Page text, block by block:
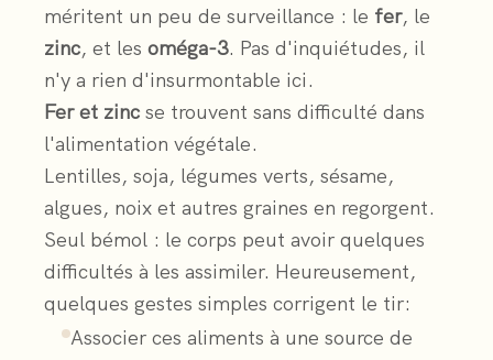
méritent un peu de surveillance : le fer, le
zinc, et les oméga-3. Pas d'inquiétudes, il
n'y a rien d'insurmontable ici.
Fer et zinc se trouvent sans difficulté dans
l'alimentation végétale.
Lentilles, soja, légumes verts, sésame,
algues, noix et autres graines en regorgent.
Seul bémol : le corps peut avoir quelques
difficultés à les assimiler. Heureusement,
quelques gestes simples corrigent le tir:
Associer ces aliments à une source de